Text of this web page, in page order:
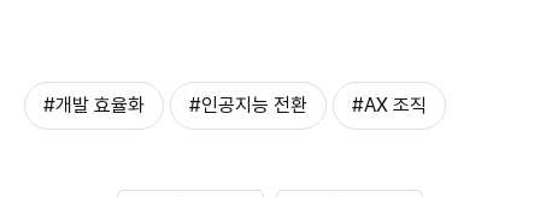
#개발 효율화 #인공지능 전환 #AX 조직